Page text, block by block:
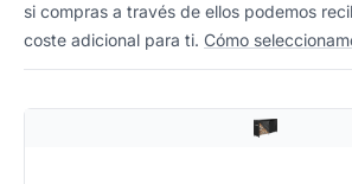
si compras a través de ellos podemos
coste adicional para ti. Cómo